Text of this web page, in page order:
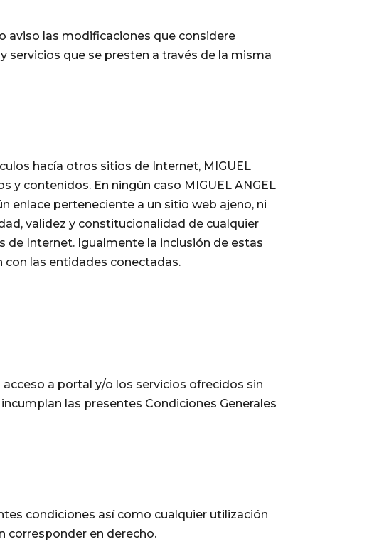
aviso las modificaciones que considere
que se presten a través de la misma
hacía otros sitios de Internet, MIGUEL
y contenidos. En ningún caso MIGUEL ANGEL
enlace perteneciente a un sitio web ajeno, ni
validez y constitucionalidad de cualquier
Internet. Igualmente la inclusión de estas
las entidades conectadas.
acceso a portal y/o los servicios ofrecidos sin
las presentes Condiciones Generales
condiciones así como cualquier utilización
corresponder en derecho.